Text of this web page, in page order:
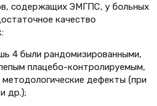
содержащих ЭМГПС, у больных
качество
4 были рандомизированными,
плацебо-контролируемым,
дефекты (при
др.);